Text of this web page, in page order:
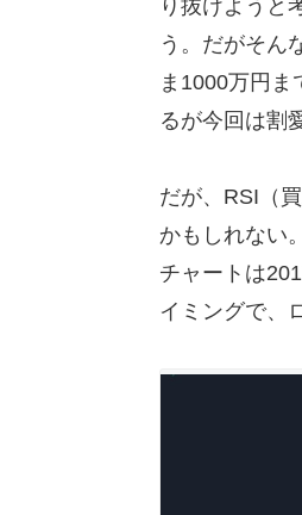
り抜けようと
う。だがそん
ま1000万円
るが今回は割
だが、RSI（
かもしれない
チャートは
イミングで、